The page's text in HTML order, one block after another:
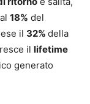
18% del
il 32% della
il lifetime
generato